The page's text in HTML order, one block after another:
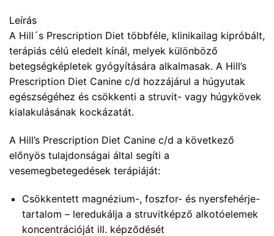
Leírás
A Hill´s Prescription Diet többféle, klinikailag kipróbált,
terápiás célú eledelt kínál, melyek különböző
betegségképletek gyógyítására alkalmasak. A Hill’s
Prescription Diet Canine c/d hozzájárul a húgyutak
egészségéhez és csökkenti a struvit- vagy húgykövek
kialakulásának kockázatát.
A Hill’s Prescription Diet Canine c/d a következő
előnyös tulajdonságai által segíti a
vesemegbetegedések terápiáját:
Csökkentett magnézium-, foszfor- és nyersfehérje-
tartalom – leredukálja a struvitképző alkotóelemek
koncentrációját ill. képződését